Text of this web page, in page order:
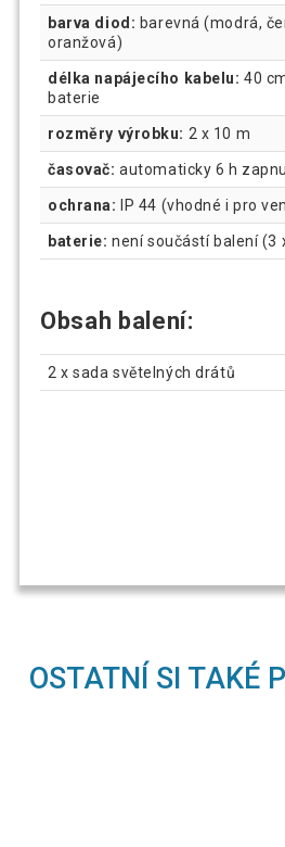
barva diod: barevná (modrá,
oranžová)
délka napájecího kabelu:40
baterie
rozměry výrobku: 2 x 10 m
časovač:automaticky 6 h
ochrana: IP 44 (vhodné i pro
baterie:není součástí balení (3
Obsah balení:
2 x sada světelných drátů
OSTATNÍ SI TAKÉ